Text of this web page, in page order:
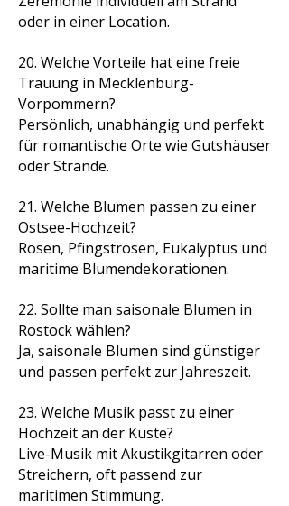
oder in einer Location.
20. Welche Vorteile hat eine freie
Trauung in Mecklenburg-
Vorpommern?
Persönlich, unabhängig und perfekt
für romantische Orte wie Gutshäuser
oder Strände.
21. Welche Blumen passen zu einer
Ostsee-Hochzeit?
Rosen, Pfingstrosen, Eukalyptus und
maritime Blumendekorationen.
22. Sollte man saisonale Blumen in
Rostock wählen?
Ja, saisonale Blumen sind günstiger
und passen perfekt zur Jahreszeit.
23. Welche Musik passt zu einer
Hochzeit an der Küste?
Live-Musik mit Akustikgitarren oder
Streichern, oft passend zur
maritimen Stimmung.